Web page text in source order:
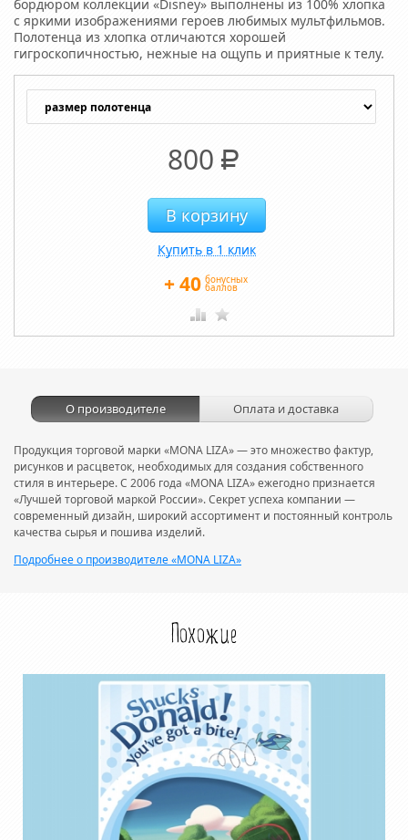
бордюром коллекции «Disney» выполнены из 100% хлопка
с яркими изображениями героев любимых мультфильмов.
Полотенца из хлопка отличаются хорошей
гигроскопичностью, нежные на ощупь и приятные к телу.
800 Р
Купить в 1 клик
+40 бонусных
баллов
О производителе Оплата и доставка
Продукция торговой марки «MONA LIZA» — это множество фактур,
рисунков и расцветок, необходимых для создания собственного
стиля в интерьере. С 2006 года «MONA LIZA» ежегодно признается
«Лучшей торговой маркой России». Секрет успеха компании —
современный дизайн, широкий ассортимент и постоянный контроль
качества сырья и пошива изделий.
Подробнее о производителе «MONA LIZA»
Похожие